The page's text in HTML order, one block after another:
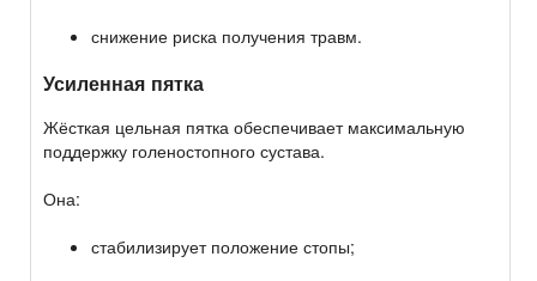
снижение риска получения травм.
Усиленная пятка
Жёсткая цельная пятка обеспечивает максимальную
поддержку голеностопного сустава.
Она:
стабилизирует положение стопы;